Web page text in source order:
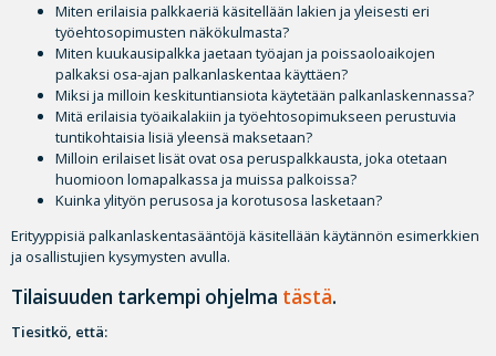
Miten erilaisia palkkaeriä käsitellään lakien ja yleisesti eri
työehtosopimusten näkökulmasta?
Miten kuukausipalkka jaetaan työajan ja poissaoloaikojen
palkaksi osa-ajan palkanlaskentaa käyttäen?
Miksi ja milloin keskituntiansiota käytetään palkanlaskennassa?
Mitä erilaisia työaikalakiin ja työehtosopimukseen perustuvia
tuntikohtaisia lisiä yleensä maksetaan?
Milloin erilaiset lisät ovat osa peruspalkkausta, joka otetaan
huomioon lomapalkassa ja muissa palkoissa?
Kuinka ylityön perusosa ja korotusosa lasketaan?
Erityyppisiä palkanlaskentasääntöjä käsitellään käytännön esimerkkien
ja osallistujien kysymysten avulla.
Tilaisuuden tarkempi ohjelma tästä.
Tiesitkö, että: